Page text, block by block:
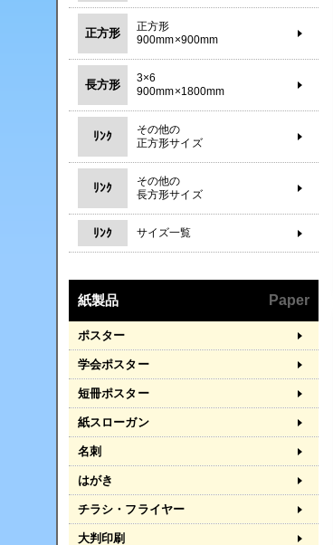
正方形
正方形
900mm×900mm
長方形
3×6
900mm×1800mm
ﾘﾝｸ
その他の
正方形サイズ
ﾘﾝｸ
その他の
長方形サイズ
ﾘﾝｸ サイズ一覧
紙製品 Paper
ポスター
学会ポスター
短冊ポスター
紙スローガン
名刺
はがき
チラシ・フライヤー
大判印刷